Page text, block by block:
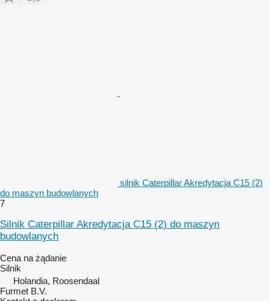
silnik Caterpillar Akredytacja C15 (2)
do maszyn budowlanych
7
Silnik Caterpillar Akredytacja C15 (2) do maszyn
budowlanych
Cena na żądanie
Silnik
Holandia, Roosendaal
Furmet B.V.